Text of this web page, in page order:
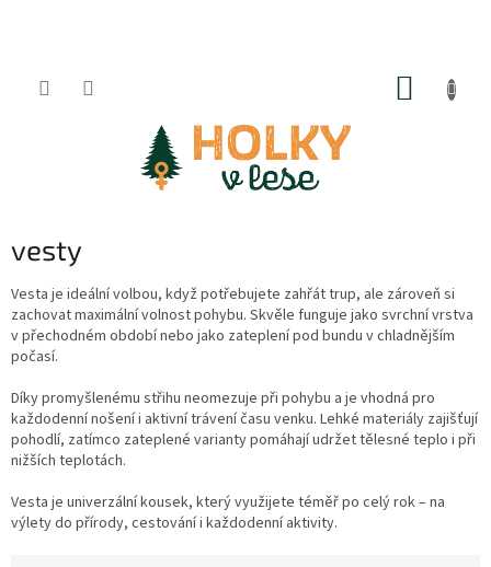
vesty
Vesta je ideální volbou, když potřebujete zahřát trup, ale zároveň si
zachovat maximální volnost pohybu. Skvěle funguje jako svrchní vrstva
v přechodném období nebo jako zateplení pod bundu v chladnějším
počasí.
Díky promyšlenému střihu neomezuje při pohybu a je vhodná pro
každodenní nošení i aktivní trávení času venku. Lehké materiály zajišťují
pohodlí, zatímco zateplené varianty pomáhají udržet tělesné teplo i při
nižších teplotách.
Vesta je univerzální kousek, který využijete téměř po celý rok – na
výlety do přírody, cestování i každodenní aktivity.